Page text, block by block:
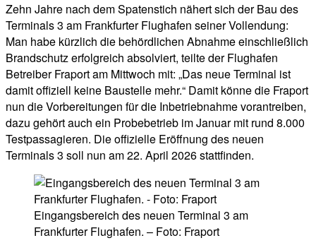
Zehn Jahre nach dem Spatenstich nähert sich der Bau des
Terminals 3 am Frankfurter Flughafen seiner Vollendung:
Man habe kürzlich die behördlichen Abnahme einschließlich
Brandschutz erfolgreich absolviert, teilte der Flughafen
Betreiber Fraport am Mittwoch mit: „Das neue Terminal ist
damit offiziell keine Baustelle mehr.“ Damit könne die Fraport
nun die Vorbereitungen für die Inbetriebnahme vorantreiben,
dazu gehört auch ein Probebetrieb im Januar mit rund 8.000
Testpassagieren. Die offizielle Eröffnung des neuen
Terminals 3 soll nun am 22. April 2026 stattfinden.
Eingangsbereich des neuen Terminal 3 am
Frankfurter Flughafen. – Foto: Fraport